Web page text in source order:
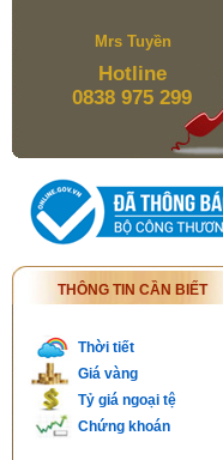
Mrs Tuyền
Hotline
0838 975 299
THÔNG TIN CẦN BIẾT
Thời tiết
Giá vàng
Tỷ giá ngoại tệ
Chứng khoán